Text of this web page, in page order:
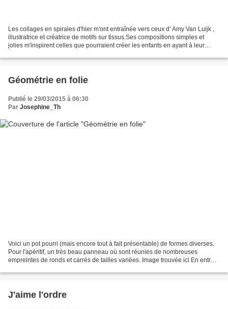
Les collages en spirales d'hier m'ont entraînée vers ceux d' Amy Van Luijk ,
illustratrice et créatrice de motifs sur tissus.Ses compositions simples et
jolies m'inspirent celles que pourraient créer les enfants en ayant à leur
Géométrie en folie
Publié le 29/03/2015 à 06:30
Par Josephine_Th
Voici un pot pourri (mais encore tout à fait présentable) de formes diverses.
Pour l'apéritif, un très beau panneau où sont réunies de nombreuses
empreintes de ronds et carrés de tailles variées. Image trouvée ici En entrée,
J'aime l'ordre